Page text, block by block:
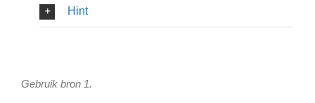
Hint
Gebruik bron 1.